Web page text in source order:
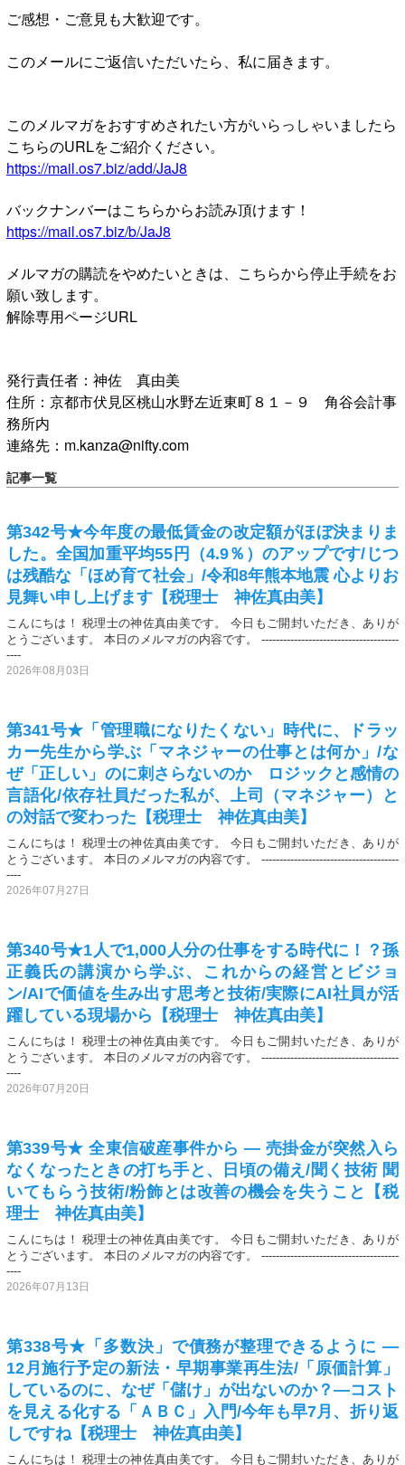
ご感想・ご意見も大歓迎です。
このメールにご返信いただいたら、私に届きます。
このメルマガをおすすめされたい方がいらっしゃいましたら
こちらのURLをご紹介ください。
https://mail.os7.biz/add/JaJ8
バックナンバーはこちらからお読み頂けます！
https://mail.os7.biz/b/JaJ8
メルマガの購読をやめたいときは、こちらから停止手続をお
願い致します。
解除専用ページURL
発行責任者：神佐 真由美
住所：京都市伏見区桃山水野左近東町８１－９ 角谷会計事
務所内
連絡先：m.kanza@nifty.com
記事一覧
第342号★今年度の最低賃金の改定額がほぼ決まりま
した。全国加重平均55円（4.9％）のアップです/じつ
は残酷な「ほめ育て社会」/令和8年熊本地震 心よりお
見舞い申し上げます【税理士 神佐真由美】
こんにちは！ 税理士の神佐真由美です。 今日もご開封いただき、ありが
とうございます。 本日のメルマガの内容です。 --------------------------------------
----
2026年08月03日
第341号★「管理職になりたくない」時代に、ドラッ
カー先生から学ぶ「マネジャーの仕事とは何か」/な
ぜ「正しい」のに刺さらないのか ロジックと感情の
言語化/依存社員だった私が、上司（マネジャー）と
の対話で変わった【税理士 神佐真由美】
こんにちは！ 税理士の神佐真由美です。 今日もご開封いただき、ありが
とうございます。 本日のメルマガの内容です。 --------------------------------------
----
2026年07月27日
第340号★1人で1,000人分の仕事をする時代に！？孫
正義氏の講演から学ぶ、これからの経営とビジョ
ン/AIで価値を生み出す思考と技術/実際にAI社員が活
躍している現場から【税理士 神佐真由美】
こんにちは！ 税理士の神佐真由美です。 今日もご開封いただき、ありが
とうございます。 本日のメルマガの内容です。 --------------------------------------
----
2026年07月20日
第339号★ 全東信破産事件から ― 売掛金が突然入ら
なくなったときの打ち手と、日頃の備え/聞く技術 聞
いてもらう技術/粉飾とは改善の機会を失うこと【税
理士 神佐真由美】
こんにちは！ 税理士の神佐真由美です。 今日もご開封いただき、ありが
とうございます。 本日のメルマガの内容です。 --------------------------------------
----
2026年07月13日
第338号★「多数決」で債務が整理できるように ―
12月施行予定の新法・早期事業再生法/「原価計算」
しているのに、なぜ「儲け」が出ないのか？―コスト
を見える化する「ＡＢＣ」入門/今年も早7月、折り返
しですね【税理士 神佐真由美】
こんにちは！ 税理士の神佐真由美です。 今日もご開封いただき、ありが